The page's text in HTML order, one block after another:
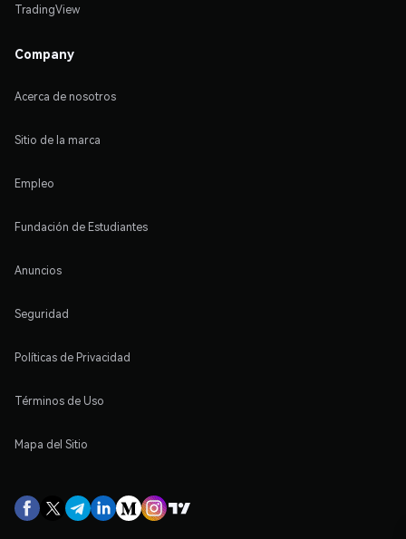
TradingView
Company
Acerca de nosotros
Sitio de la marca
Empleo
Fundación de Estudiantes
Anuncios
Seguridad
Políticas de Privacidad
Términos de Uso
Mapa del Sitio